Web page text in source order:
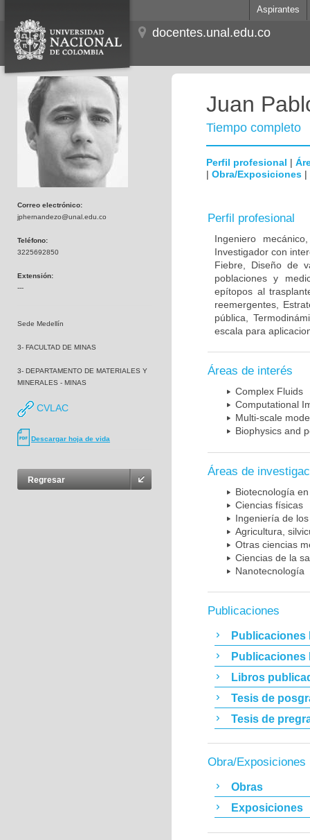
Aspirantes
docentes.unal.edu.co
Correo electrónico:
jphernandezo@unal.edu.co
Teléfono:
3225692850
Extensión:
---
Sede Medellín
3- FACULTAD DE MINAS
3- DEPARTAMENTO DE MATERIALES Y
MINERALES - MINAS
CVLAC
Descargar hoja de vida
Regresar
Juan
Tiempo completo
Perfil profesional |
| Obra/Exposiciones |
Perfil profesional
Ingeniero
Investigador con
Fiebre, Diseño de
poblaciones y
epítopos al
reemergentes,
pública,
escala para
Áreas de interés
Complex Fluids
Computational
Multi-scale
Biophysics and
Áreas de
Biotecnología
Ciencias físicas
Ingeniería de
Agricultura,
Otras ciencias
Ciencias de la
Nanotecnología
Publicaciones
Publicaciones
Publicaciones
Libros
Tesis de
Tesis de
Obra/Exposiciones
Obras
Exposiciones